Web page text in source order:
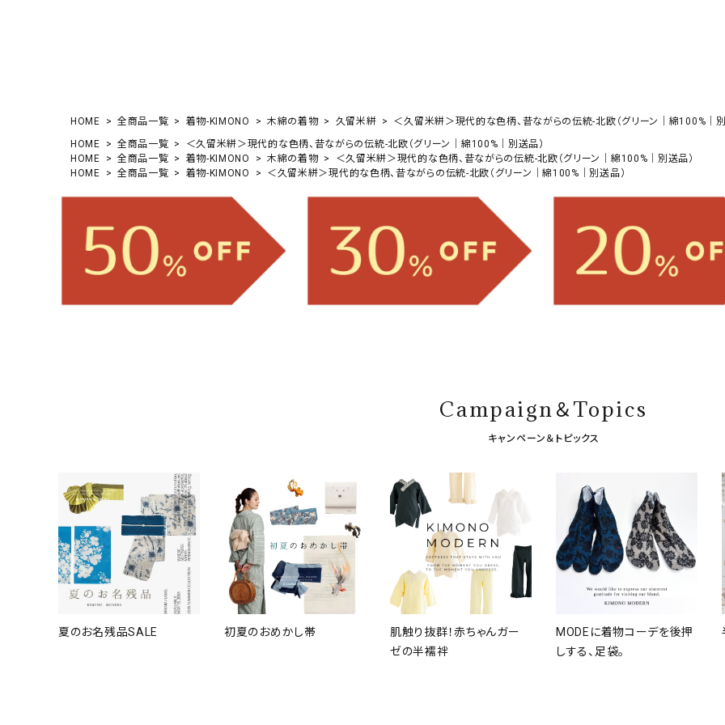
HOME 全商品一覧 着物-KIMONO 木綿の着物 久留米絣
＜久留米絣＞現代的な色柄、昔ながらの伝統-北欧（グリーン｜綿100%｜
HOME
全商品一覧
＜久留米絣＞現代的な色柄、昔ながらの伝統-北欧（グリーン｜綿100%｜別送品）
HOME
全商品一覧 着物-KIMONO 木綿の着物
＜久留米絣＞現代的な色柄、昔ながらの伝統-北欧（グリーン｜綿100%｜別送品）
HOME
全商品一覧 着物-KIMONO ＜久留米絣＞現代的な色柄、昔ながらの伝統-北欧（グリーン｜綿100%｜別送品）
Campaign＆Topics
キャンペーン＆トピックス
夏のお名残品SALE 初夏のおめかし帯
肌触り抜群！赤ちゃんガー
ゼの半襦袢
MODEに着物コーデを後押
しする、足袋。